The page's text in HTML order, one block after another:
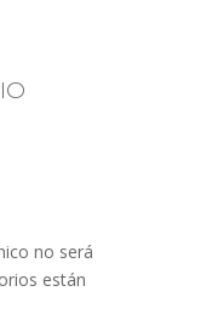
no será
están